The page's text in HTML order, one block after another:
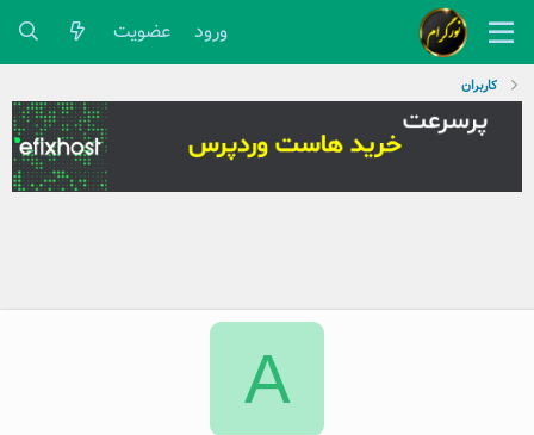
ورود عضویت
کاربران
A